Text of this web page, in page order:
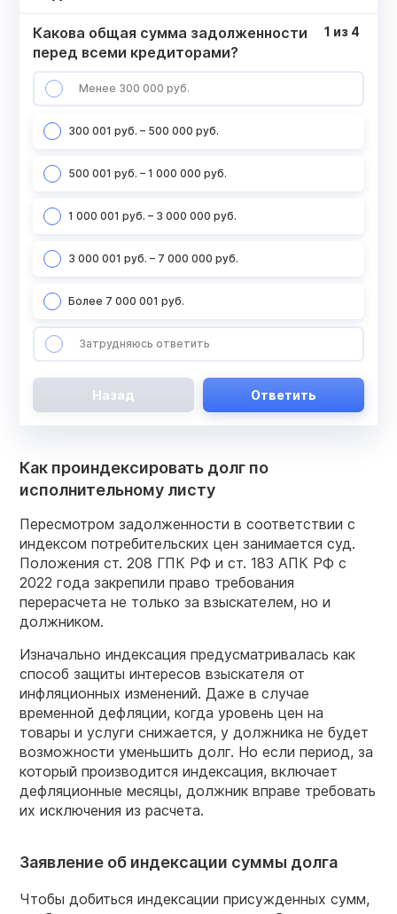
Какова общая сумма задолженности
перед всеми кредиторами?
Менее 300 000 руб.
300 001 руб. – 500 000 руб.
500 001 руб. – 1 000 000 руб.
1 000 001 руб. – 3 000 000 руб.
3 000 001 руб. – 7 000 000 руб.
Более 7 000 001 руб.
Затрудняюсь ответить
1 из 4
Назад Ответить
Как проиндексировать долг по
исполнительному листу
Пересмотром задолженности в соответствии с
индексом потребительских цен занимается суд.
Положения ст. 208 ГПК РФ и ст. 183 АПК РФ с
2022 года закрепили право требования
перерасчета не только за взыскателем, но и
должником.
Изначально индексация предусматривалась как
способ защиты интересов взыскателя от
инфляционных изменений. Даже в случае
временной дефляции, когда уровень цен на
товары и услуги снижается, у должника не будет
возможности уменьшить долг. Но если период, за
который производится индексация, включает
дефляционные месяцы, должник вправе требовать
их исключения из расчета.
Заявление об индексации суммы долга
Чтобы добиться индексации присужденных сумм,